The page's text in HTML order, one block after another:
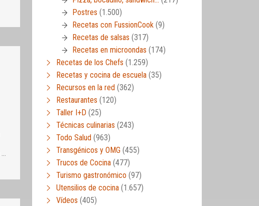
…
Postres (1.500)
Recetas con FussionCook (9)
Recetas de salsas (317)
Recetas en microondas (174)
Recetas de los Chefs (1.259)
Recetas y cocina de escuela (35)
Recursos en la red (362)
Restaurantes (120)
Taller I+D (25)
Técnicas culinarias (243)
Todo Salud (963)
Transgénicos y OMG (455)
Trucos de Cocina (477)
Turismo gastronómico (97)
Utensilios de cocina (1.657)
Vídeos (405)